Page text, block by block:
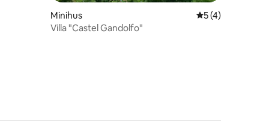
Minihus
5 av 5 i
5 (4)
Villa "Castel Gandolfo"